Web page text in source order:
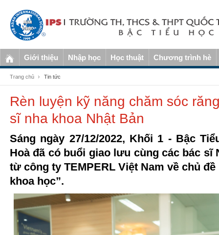
Giới thiệu Nhập học Học thuật Chương trình hè
Trang chủ Tin tức
Rèn luyện kỹ năng chăm sóc
sĩ nha khoa Nhật Bản
Sáng ngày 27/12/2022, Khối 1 - Bậc
Hoà đã có buổi giao lưu cùng các bác sĩ
từ công ty TEMPERL Việt Nam về chủ
khoa học”.